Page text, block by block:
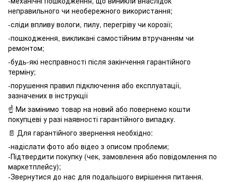
неправильного чи необережного використання;
-сліди впливу вологи, пилу, перегріву чи корозії;
-пошкодження, викликані самостійним втручанням чи
ремонтом;
-будь-які несправності після закінчення гарантійного
терміну;
-порушення правил підключення або експлуатації,
зазначених в інструкції
☝️ Ми замінимо товар на новий або повернемо кошти
покупцеві у разі наявності гарантійного випадку.
📄 Для гарантійного звернення необхідно:
-надіслати фото або відео з описом проблеми;
-Підтвердити покупку (чек, замовлення або повідомлення по
маркетплейсу);
-Звернутися до нас для подальшого вирішення питання.